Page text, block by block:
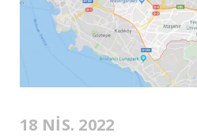
18 NIS. 2022